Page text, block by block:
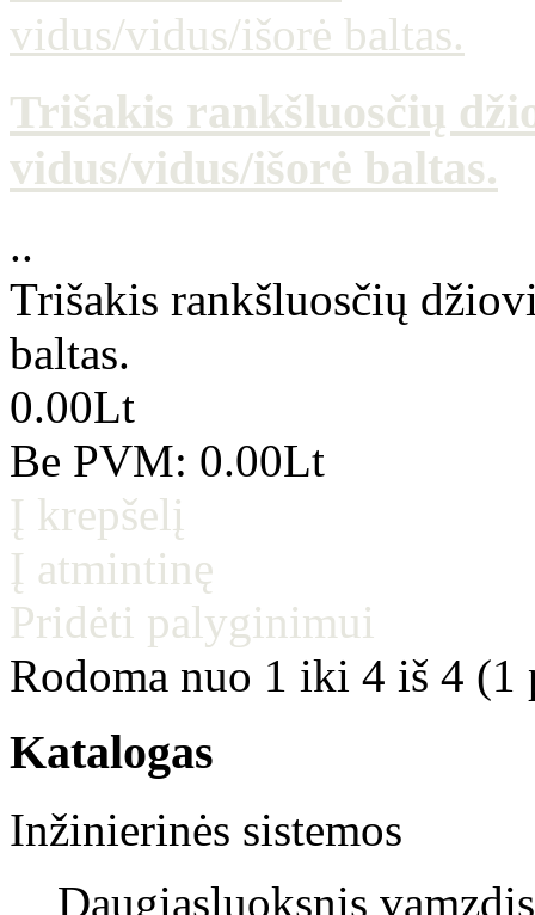
Trišakis rankšluosčių
vidus/vidus/išorė baltas.
..
Trišakis rankšluosčių
baltas.
0.00Lt
Be PVM: 0.00Lt
Į krepšelį
Į atmintinę
Pridėti palyginimui
Rodoma nuo 1 iki 4 iš 4 (1
Katalogas
Inžinierinės sistemos
Daugiasluoksnis